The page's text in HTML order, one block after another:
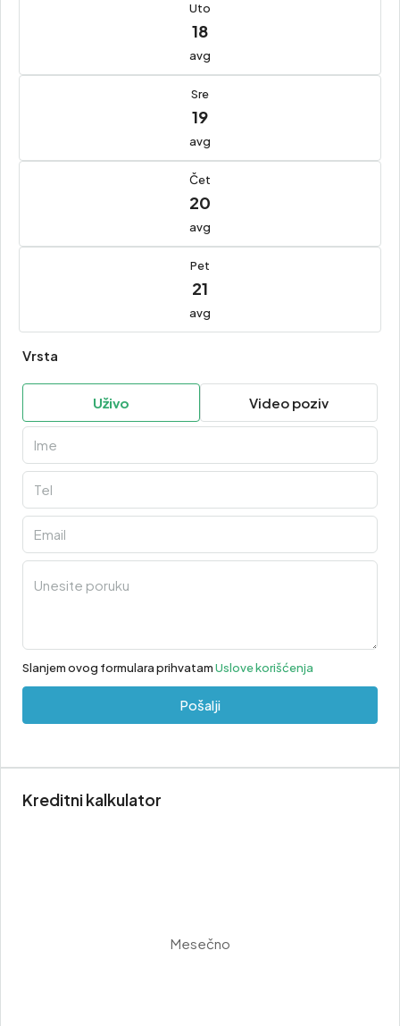
Uto
18
avg
Sre
19
avg
Čet
20
avg
Pet
21
avg
Vrsta
Uživo Video poziv
Slanjem ovog formulara prihvatamUslove korišćenja
Pošalji
Kreditni kalkulator
Mesečno